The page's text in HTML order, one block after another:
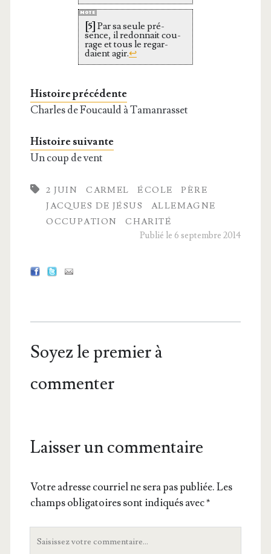
[5] Par sa seule pré­
sence, il redon­nait cou­
rage et tous le regar­
daient agir.↩
Histoire précédente
Charles de Foucauld à Tamanrasset
Histoire suivante
Un coup de vent
2 JUIN CARMEL ÉCOLE
PÈRE
JACQUES DE JÉSUS
ALLEMAGNE
OCCUPATION
CHARITÉ
Publié le 6 septembre 2014
Soyez le premier à
commenter
Laisser un commentaire
Votre adresse courriel ne sera pas publiée.Les
champs obligatoires sont indiqués avec*